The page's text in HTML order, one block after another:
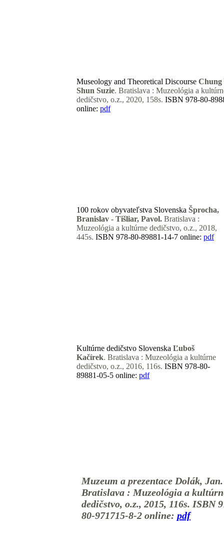
Kultúrne dedičstvo Slovenska Ľuboš
Kačírek. Bratislava : Muzeológia a kultúrne
dedičstvo, o.z., 2016, 116s. ISBN 978-80-
89881-05-5 online: pdf
Muzeum a prezentace Dolák, Jan.
Bratislava : Muzeológia a
dedičstvo, o.z., 2015, 116s. ISBN
80-971715-8-2 online: pdf
Museology and Theoretical Discourse Chung
Shun Suzie. Bratislava : Muzeológia a
dedičstvo, o.z., 2020, 158s. ISBN 978-80-
online: pdf
100 rokov obyvateľstva Slovenska Šprocha,
Branislav - Tišliar, Pavol. Bratislava :
Muzeológia a kultúrne dedičstvo, o.z., 2018,
445s. ISBN 978-80-89881-14-7 online: pdf